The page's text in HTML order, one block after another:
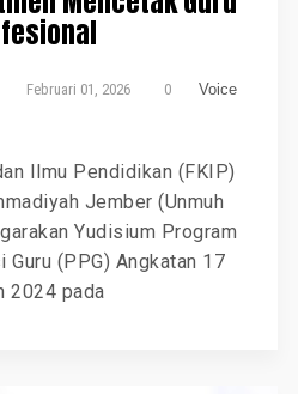
Februari 01, 2026 0 Voice
Ilmu Pendidikan (FKIP)
Jember (Unmuh
Yudisium Program
(PPG) Angkatan 17
2024 pada